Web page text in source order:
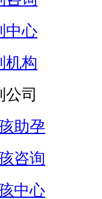
中心
机构
司
助孕
咨询
中心